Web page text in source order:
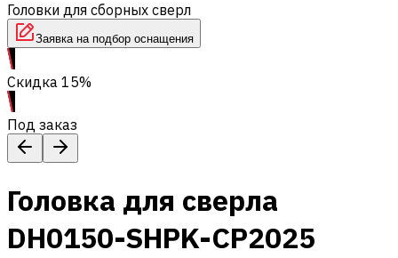
Головки для сборных сверл
Заявка на подбор оснащения
Скидка 15%
Под заказ
Головка для сверла
DH0150-SHPK-CP2025